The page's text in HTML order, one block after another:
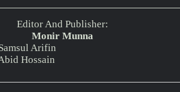
Editor And Publisher:
Monir Munna
Arifin
Hossain